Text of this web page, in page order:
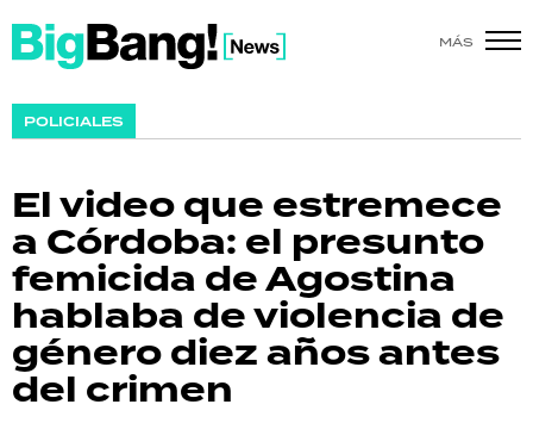
MÁS
POLICIALES
El video que estremece
a Córdoba: el presunto
femicida de Agostina
hablaba de violencia de
género diez años antes
del crimen
SHOW
ACTUALIDAD
POLICIALES
ECONOMÍA
GRAN HERMANO